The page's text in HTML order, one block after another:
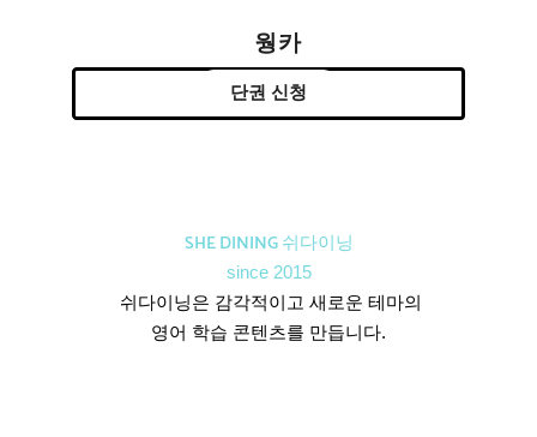
웡카
단권 신청
SHE DINING 쉬다이닝
since 2015
쉬다이닝은 감각적이고 새로운 테마의
영어 학습 콘텐츠를 만듭니다.